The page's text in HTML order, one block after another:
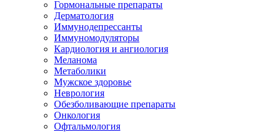
Гормональные препараты
Дерматология
Иммунодепрессанты
Иммуномодуляторы
Кардиология и ангиология
Меланома
Метаболики
Мужское здоровье
Неврология
Обезболивающие препараты
Онкология
Офтальмология